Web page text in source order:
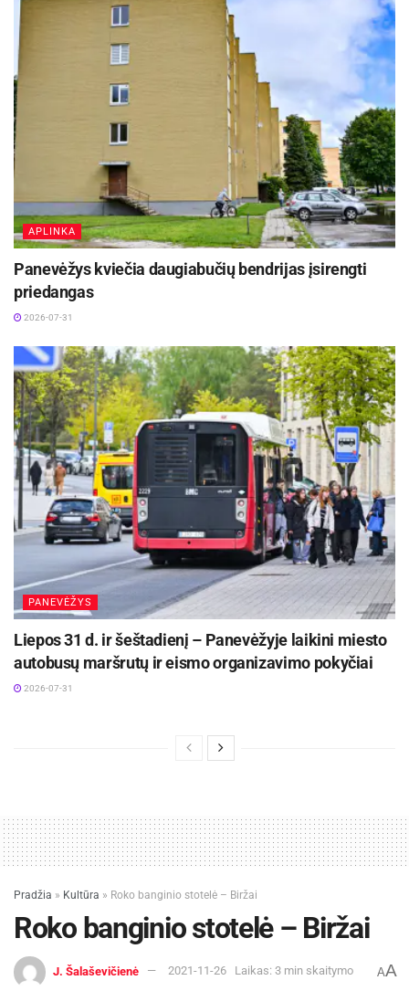
APLINKA
Panevėžys kviečia daugiabučių bendrijas įsirengti
priedangas
2026-07-31
PANEVĖŽYS
Liepos 31 d. ir šeštadienį – Panevėžyje laikini miesto
autobusų maršrutų ir eismo organizavimo pokyčiai
2026-07-31
Pradžia » Kultūra » Roko banginio stotelė – Biržai
Roko banginio stotelė – Biržai
J. Šalaševičienė 2021-11-26 Laikas: 3 min skaitymo AA